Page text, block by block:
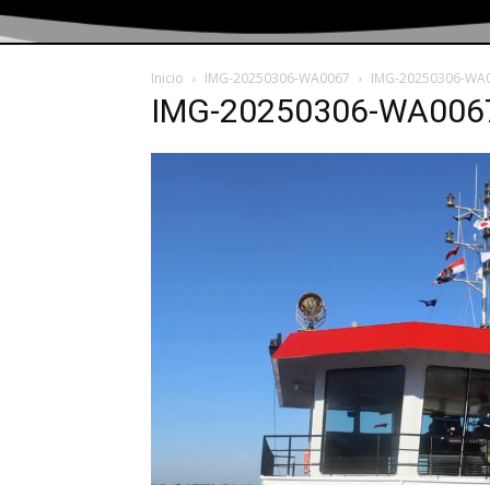
Inicio IMG-20250306-WA0067 IMG-20250306-
IMG-20250306-